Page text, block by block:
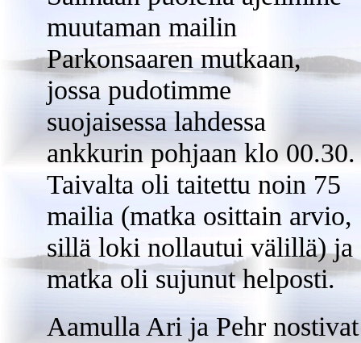
muutaman mailin
Parkonsaaren mutkaan,
jossa pudotimme
suojaisessa lahdessa
ankkurin pohjaan klo 00.30.
Taivalta oli taitettu noin 75
mailia (matka osittain arvio,
sillä loki nollautui välillä) ja
matka oli sujunut helposti.
Aamulla Ari ja Pehr